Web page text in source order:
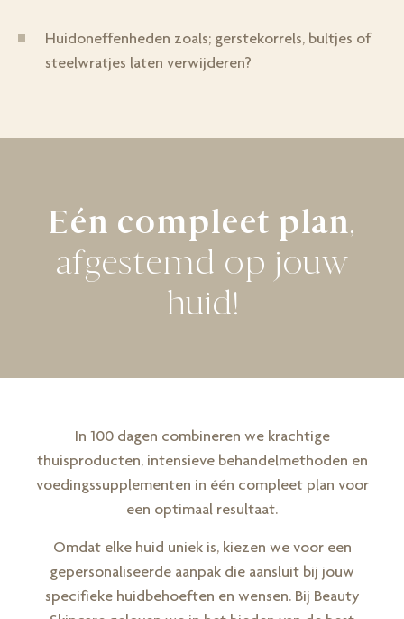
Huidoneffenheden zoals; gerstekorrels, bultjes of
steelwratjes laten verwijderen?
Eén compleet plan,
afgestemd op jouw
huid!
In 100 dagen combineren we krachtige
thuisproducten, intensieve behandelmethoden en
voedingssupplementen in één compleet plan voor
een optimaal resultaat.
Omdat elke huid uniek is, kiezen we voor een
gepersonaliseerde aanpak die aansluit bij jouw
specifieke huidbehoeften en wensen. Bij Beauty